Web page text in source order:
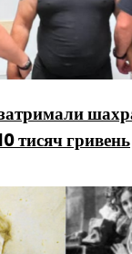
тисяч гривень